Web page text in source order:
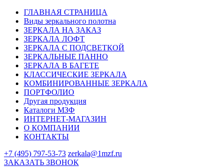
ГЛАВНАЯ СТРАНИЦА
Виды зеркального полотна
ЗЕРКАЛА НА ЗАКАЗ
ЗЕРКАЛА ЛОФТ
ЗЕРКАЛА С ПОДСВЕТКОЙ
ЗЕРКАЛЬНЫЕ ПАННО
ЗЕРКАЛА В БАГЕТЕ
КЛАССИЧЕСКИЕ ЗЕРКАЛА
КОМБИНИРОВАННЫЕ ЗЕРКАЛА
ПОРТФОЛИО
Другая продукция
Каталоги МЗФ
ИНТЕРНЕТ-МАГАЗИН
О КОМПАНИИ
КОНТАКТЫ
+7 (495) 797-53-73 zerkala@1mzf.ru
ЗАКАЗАТЬ ЗВОНОК